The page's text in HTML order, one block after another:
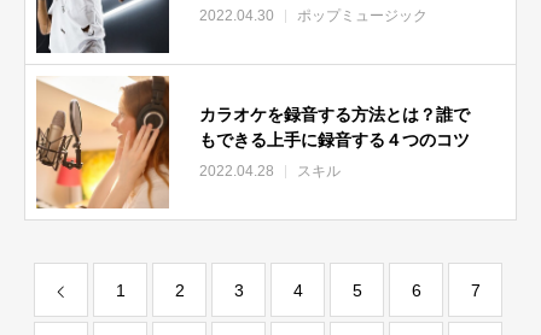
2022.04.30 ポップミュージック
カラオケを録音する方法とは？誰で
もできる上手に録音する４つのコツ
2022.04.28 スキル
1 2 3 4 5 6 7